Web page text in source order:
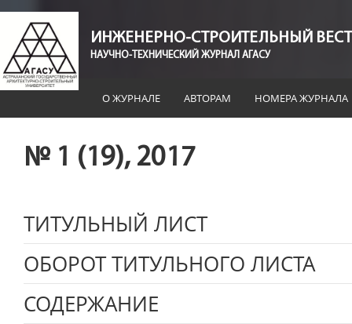
ИНЖЕНЕРНО-СТРОИТЕЛЬНЫЙ
НАУЧНО-ТЕХНИЧЕСКИЙ ЖУРНАЛ АГАСУ
О ЖУРНАЛЕ АВТОРАМ НОМЕРА ЖУРНАЛА
№ 1 (19), 2017
ТИТУЛЬНЫЙ ЛИСТ
ОБОРОТ ТИТУЛЬНОГО ЛИСТА
СОДЕРЖАНИЕ